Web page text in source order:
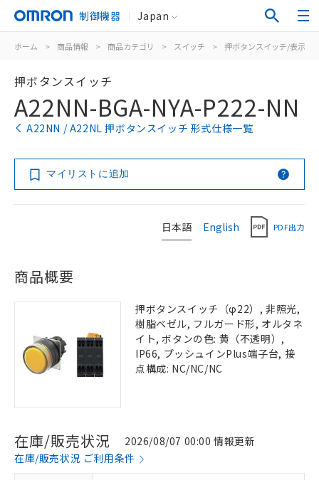
制御機器 Japan
ホーム > 商品情報 > 商品カテゴリ > スイッチ > 押ボタンスイッチ/表示灯
押ボタンスイッチ
A22NN-BGA-NYA-P222-NN
A22NN / A22NL 押ボタンスイッチ 形式仕様一覧
マイリストに追加
日本語 English PDF出力
商品概要
押ボタンスイッチ（φ22）, 非照光,
樹脂ベゼル, フルガード形, オルタネ
イト, ボタンの色: 黄（不透明）,
IP66, プッシュインPlus端子台, 接
点構成: NC/NC/NC
在庫/販売状況
2026/08/07 00:00 情報更新
在庫/販売状況 ご利用条件